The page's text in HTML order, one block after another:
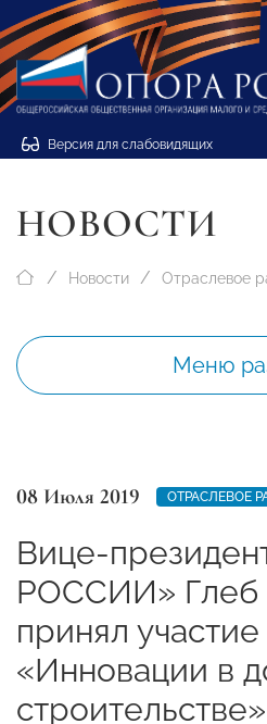
Версия для слабовидящих
НОВОСТИ
Новости Отраслевое
Меню
08 Июля 2019 ОТРАСЛЕВОЕ
Вице-
РОССИИ» Глеб
принял
«Инновации в
строительстве»